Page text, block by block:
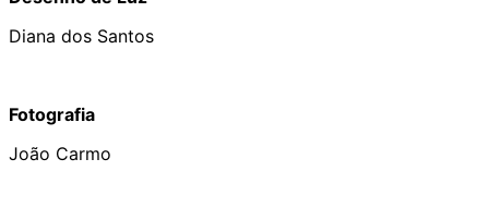
Diana dos Santos
Fotografia
João Carmo